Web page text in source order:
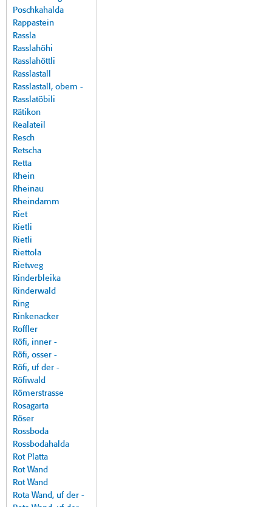
Poschkahalda
Rappastein
Rassla
Rasslahöhi
Rasslahöttli
Rasslastall
Rasslastall, obem -
Rasslatöbili
Rätikon
Realateil
Resch
Retscha
Retta
Rhein
Rheinau
Rheindamm
Riet
Rietli
Rietli
Riettola
Rietweg
Rinderbleika
Rinderwald
Ring
Rinkenacker
Roffler
Röfi, inner -
Röfi, osser -
Röfi, uf der -
Röfiwald
Römerstrasse
Rosagarta
Röser
Rossboda
Rossbodahalda
Rot Platta
Rot Wand
Rot Wand
Rota Wand, uf der -